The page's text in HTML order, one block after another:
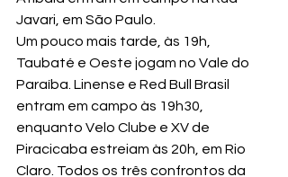
Javari, em São Paulo.
Um pouco mais tarde, às 19h,
Taubaté e Oeste jogam no Vale do
Paraíba. Linense e Red Bull Brasil
entram em campo às 19h30,
enquanto Velo Clube e XV de
Piracicaba estreiam às 20h, em Rio
Claro. Todos os três confrontos da